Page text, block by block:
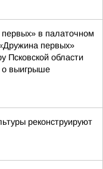
в палаточном
первых»
Псковской области
о выигрыше
реконструируют